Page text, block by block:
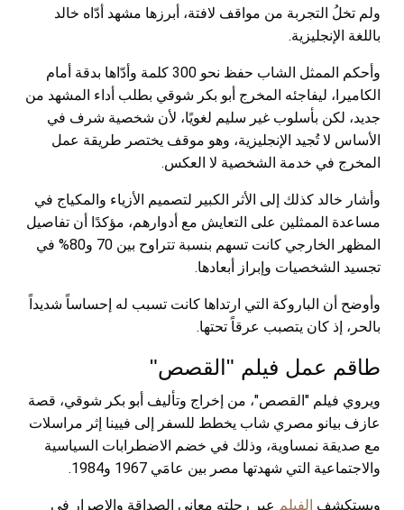
ولم تخلُ التجربة من مواقف لافتة، أبرزها مشهد أدّاه خالد
باللغة الإنجليزية.
وأحكم الممثل الشاب حفظ نحو 300 كلمة وأدّاها بدقة أمام
الكاميرا، ليفاجئه المخرج أبو بكر شوقي بطلب أداء المشهد من
جديد، لكن بأسلوب غير سليم لغويًا، لأن شخصية شرف في
الأساس لا تُجيد الإنجليزية، وهو موقف يختصر طريقة عمل
المخرج في خدمة الشخصية لا العكس.
وأشار خالد كذلك إلى الأثر الكبير لتصميم الأزياء والمكياج في
مساعدة الممثلين على التعايش مع أدوارهم، مؤكدًا أن تفاصيل
المظهر الخارجي كانت تسهم بنسبة تتراوح بين 70 و80% في
تجسيد الشخصيات وإبراز أبعادها.
وأوضح أن الباروكة التي ارتداها كانت تسبب له إحساساً شديداً
بالحر، إذ كان يتصبب عرقاً تحتها.
طاقم عمل فيلم "القصص"
ويروي فيلم "القصص"، من إخراج وتأليف أبو بكر شوقي، قصة
عازف بيانو مصري شاب يخطط للسفر إلى فيينا إثر مراسلات
مع صديقة نمساوية، وذلك في خضم الاضطرابات السياسية
والاجتماعية التي شهدتها مصر بين عامَي 1967 و1984.
ويستكشف الفيلم عبر رحلته معاني الصداقة والإصرار في